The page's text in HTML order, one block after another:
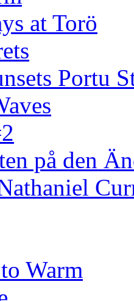
at Torö
Portu
på den
Warm